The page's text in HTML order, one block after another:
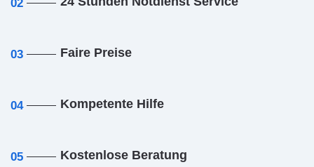
02
03 Faire Preise
04 Kompetente Hilfe
05 Kostenlose Beratung